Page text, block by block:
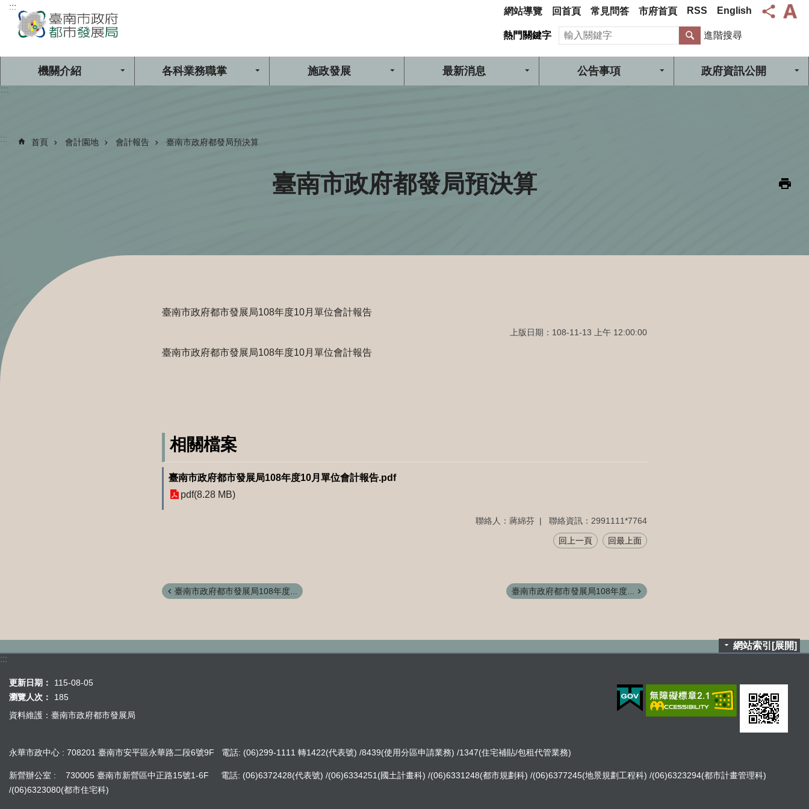
跳到主要內容區塊
::: 網站導覽 回首頁 常見問答 市府首頁 RSS English
:::
機關介紹 各科業務職掌 施政發展 最新消息 公告事項 政府資訊公開
熱門關鍵字 搜尋 進階搜尋
::: 首頁 會計園地 會計報告 臺南市政府都發局預決算
臺南市政府都發局預決算
臺南市政府都市發展局108年度10月單位會計報告
上版日期：108-11-13 上午 12:00:00
臺南市政府都市發展局108年度10月單位會計報告
相關檔案
臺南市政府都市發展局108年度10月單位會計報告.pdf
pdf(8.28 MB)
聯絡人：蔣綿芬 聯絡資訊：2991111*7764
回上一頁 回最上面
臺南市政府都市發展局108年度... 臺南市政府都市發展局108年度...
網站索引[展開]
:::
更新日期：
115-08-05
瀏覽人次：
185
資料維護：臺南市政府都市發展局
永華市政中心 : 708201 臺南市安平區永華路二段6號9F 電話: (06)299-1111 轉1422(代表號) /8439(使用分區申請業務) /1347(住宅補貼/包租代管業務)
新營辦公室 : 730005 臺南市新營區中正路15號1-6F 電話: (06)6372428(代表號) /(06)6334251(國土計畫科) /(06)6331248(都市規劃科) /(06)6377245(地景規劃工程科) /(06)6323294(都市計畫管理科)
/(06)6323080(都市住宅科)